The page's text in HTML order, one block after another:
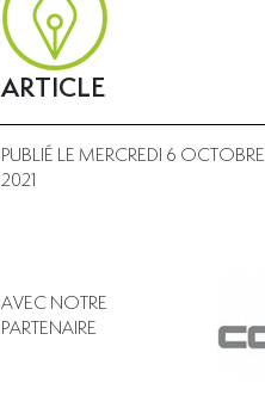
ARTICLE
PUBLIÉ LE MERCREDI 6 OCTOBRE
2021
AVEC NOTRE
PARTENAIRE